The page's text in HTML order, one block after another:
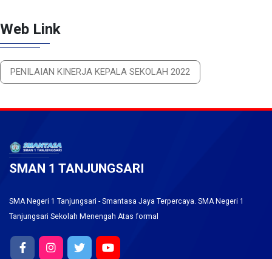
Web Link
PENILAIAN KINERJA KEPALA SEKOLAH 2022
SMAN 1 TANJUNGSARI
SMA Negeri 1 Tanjungsari - Smantasa Jaya Terpercaya. SMA Negeri 1
Tanjungsari Sekolah Menengah Atas formal